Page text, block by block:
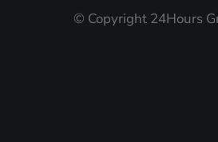
© Copyright 24Hours